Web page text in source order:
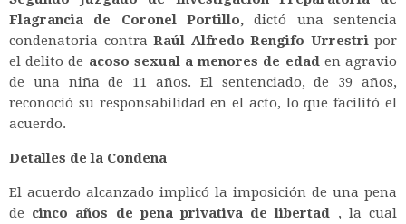
Flagrancia de Coronel Portillo,dictó una sentencia
condenatoria contra Raúl Alfredo Rengifo Urrestripor
el delito de acoso sexual a menores de edaden agravio
de una niña de 11 años. El sentenciado, de 39 años,
reconoció su responsabilidad en el acto, lo que facilitó el
acuerdo.
Detalles de la Condena
El acuerdo alcanzado implicó la imposición de una pena
de cinco años de pena privativa de libertad , la cual